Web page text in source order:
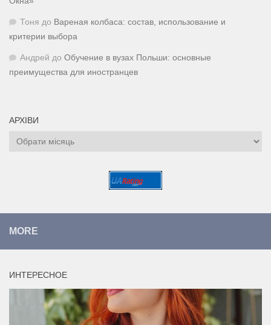
Тоня до Вареная колбаса: состав, использование и
критерии выбора
Андрей до Обучение в вузах Польши: основные
преимущества для иностранцев
АРХІВИ
Архіви
MORE
ИНТЕРЕСНОЕ